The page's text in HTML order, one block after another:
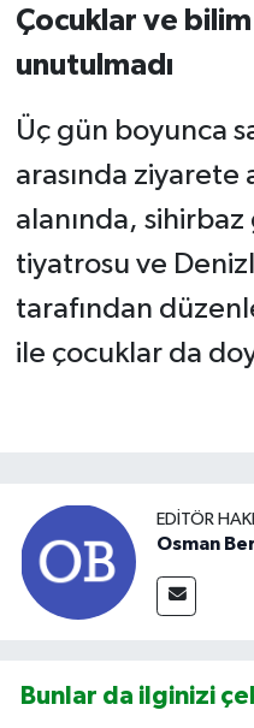
Çocuklar ve bilim
unutulmadı
Üç gün boyunca
arasında ziyarete
alanında,
tiyatrosu ve
tarafından
ile çocuklar da
EDITÖR
Osman
Bunlar da ilginizi